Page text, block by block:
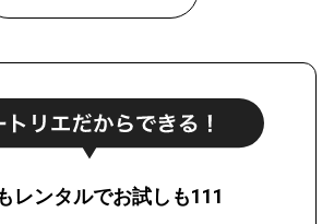
レンタルでお試しも111